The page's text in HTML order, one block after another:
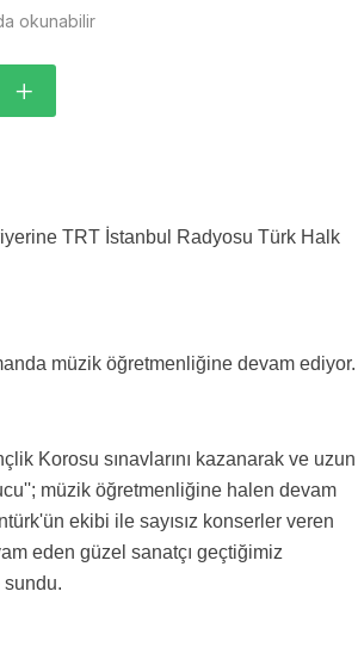
okunabilir
TRT İstanbul Radyosu Türk Halk
müzik öğretmenliğine devam ediyor.
Korosu sınavlarını kazanarak ve uzun
müzik öğretmenliğine halen devam
ekibi ile sayısız konserler veren
eden güzel sanatçı geçtiğimiz
sundu.